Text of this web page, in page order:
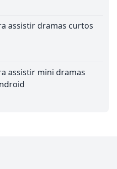
assistir dramas curtos
assistir mini dramas